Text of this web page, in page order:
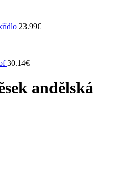
23.99€
30.14€
andělská